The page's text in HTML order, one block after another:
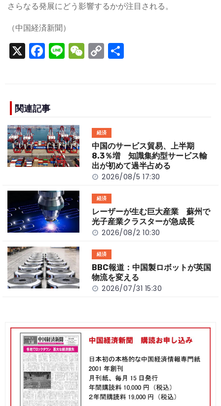
さらなる発展にどう影響するかが注目される。
（中国経済新聞）
X F
e
b
o
o
k
Li W C
n
k
関連記事
経済
中国のサービス貿易、上半期
8.3％増 知識集約型サービス輸
出が初めて過半占める
2026/08/5 17:30
経済
レーザーが生む巨大産業 蘇州で
光子産業クラスターが急成長
2026/08/2 10:30
経済
BBC報道：中国製ロボットが英国
物流を変える
2026/07/31 15:30